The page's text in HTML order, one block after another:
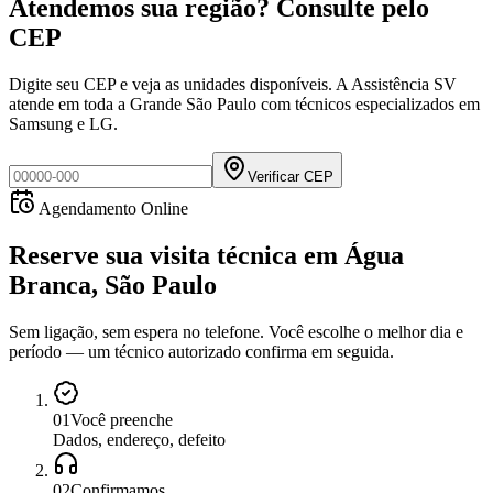
Atendemos sua região? Consulte pelo
CEP
Digite seu CEP e veja as unidades disponíveis. A Assistência SV
atende em toda a Grande São Paulo com técnicos especializados em
Samsung e LG.
Verificar CEP
Agendamento Online
Reserve sua visita técnica em Água
Branca, São Paulo
Sem ligação, sem espera no telefone. Você escolhe o melhor dia e
período — um técnico autorizado confirma em seguida.
01Você preenche
Dados, endereço, defeito